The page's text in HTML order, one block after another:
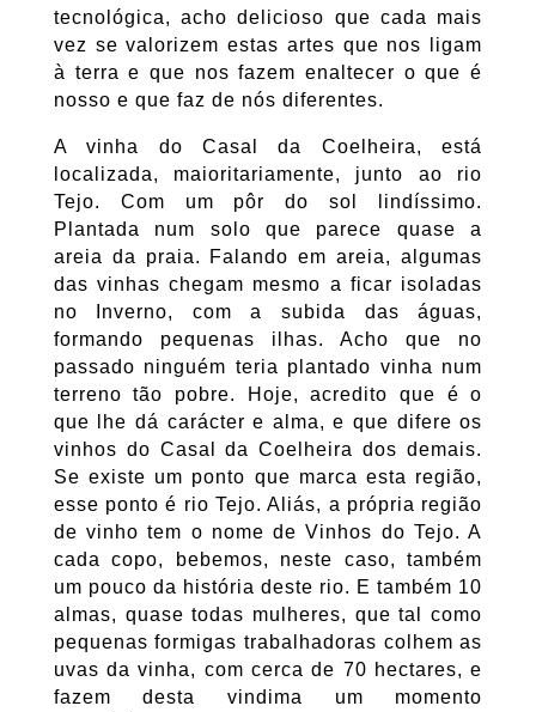
tecnológica, acho delicioso que cada mais
vez se valorizem estas artes que nos ligam
à terra e que nos fazem enaltecer o que é
nosso e que faz de nós diferentes.
A vinha do Casal da Coelheira, está
localizada, maioritariamente, junto ao rio
Tejo. Com um pôr do sol lindíssimo.
Plantada num solo que parece quase a
areia da praia. Falando em areia, algumas
das vinhas chegam mesmo a ficar isoladas
no Inverno, com a subida das águas,
formando pequenas ilhas. Acho que no
passado ninguém teria plantado vinha num
terreno tão pobre. Hoje, acredito que é o
que lhe dá carácter e alma, e que difere os
vinhos do Casal da Coelheira dos demais.
Se existe um ponto que marca esta região,
esse ponto é rio Tejo. Aliás, a própria região
de vinho tem o nome de Vinhos do Tejo. A
cada copo, bebemos, neste caso, também
um pouco da história deste rio. E também 10
almas, quase todas mulheres, que tal como
pequenas formigas trabalhadoras colhem as
uvas da vinha, com cerca de 70 hectares, e
fazem desta vindima um momento